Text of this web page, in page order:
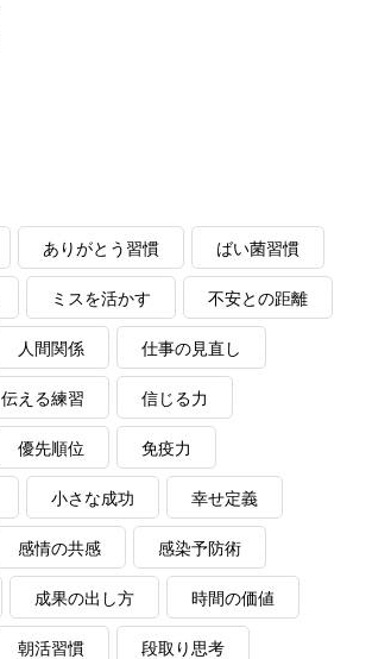
ありがとう習慣 ばい菌習慣
ミスを活かす 不安との距離
人間関係 仕事の見直し
伝える練習 信じる力
優先順位 免疫力
小さな成功 幸せ定義
感情の共感 感染予防術
成果の出し方 時間の価値
朝活習慣 段取り思考